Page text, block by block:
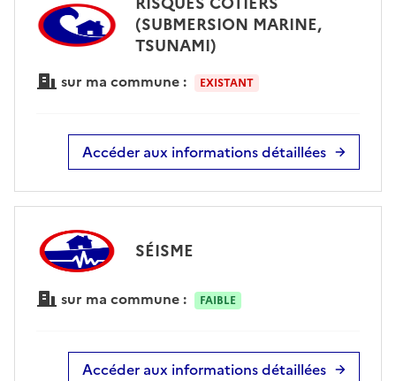
(SUBMERSION MARINE,
TSUNAMI)
sur ma commune : EXISTANT
Accéder aux informations détaillées
SÉISME
sur ma commune : FAIBLE
Accéder aux informations détaillées